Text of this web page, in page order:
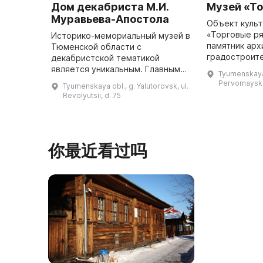
Дом декабриста М.И.
Муравьева-Апостола
Историко-мемориальный музей в
Тюменской области с
декабристской тематикой
является уникальным. Главным
1795 года, в котором двадцать
лет проживал ссыльный
Tyumenskaya obl., g. Yalutorovsk, ul.
Revolyutsii, d. 75
Музей
Объект
«Торговые
памятник
составляет
你最近看过吗